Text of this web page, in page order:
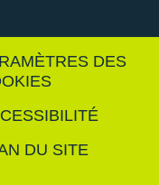
DES
DU SITE